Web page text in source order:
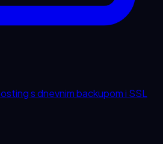
s dnevnim backupom i SSL